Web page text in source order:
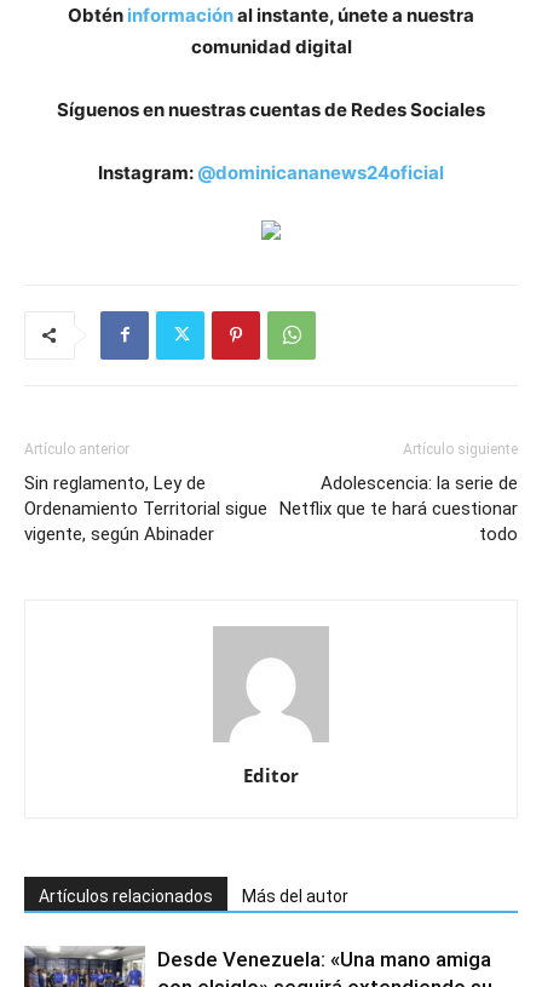
Obtén informaciónal instante, únete a nuestra
comunidad digital
Síguenos en nuestras cuentas de Redes Sociales
Instagram: @dominicananews24oficial
Artículo anterior
Sin reglamento, Ley de
Ordenamiento Territorial sigue
vigente, según Abinader
Artículo siguiente
Adolescencia: la serie de
Netflix que te hará cuestionar
todo
Editor
Artículos relacionados Más del autor
Desde Venezuela: «Una mano amiga